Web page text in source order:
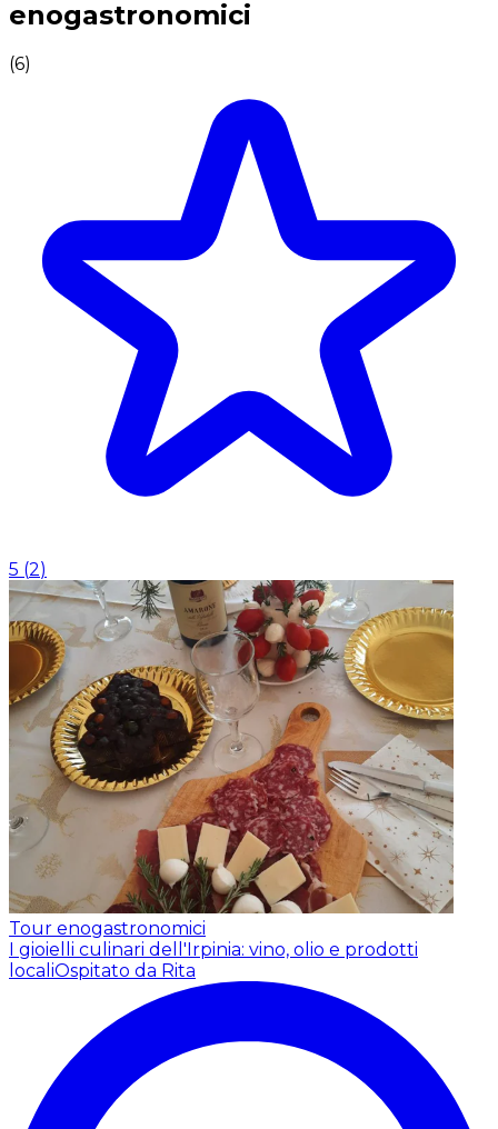
enogastronomici
(6)
5 (2)
Tour enogastronomici
I gioielli culinari dell'Irpinia: vino, olio e prodotti
localiOspitato da Rita